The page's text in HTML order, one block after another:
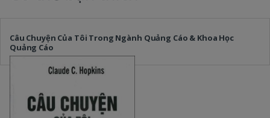
Câu Chuyện Của Tôi Trong Ngành Quảng Cáo & Khoa Học
Quảng Cáo